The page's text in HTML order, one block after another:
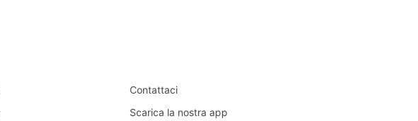
Contattaci
Scarica la nostra app